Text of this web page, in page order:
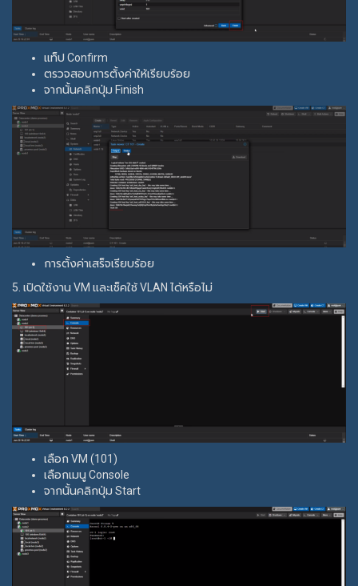
แท็ป Confirm
ตรวจสอบการตั้งค่าให้เรียบร้อย
จากนั้นคลิกปุ่ม Finish
การตั้งค่าเสร็จเรียบร้อย
5. เปิดใช้งาน VM และเช็คใช้ VLAN ได้หรือไม่
เลือก VM (101)
เลือกเมนู Console
จากนั้นคลิกปุ่ม Start